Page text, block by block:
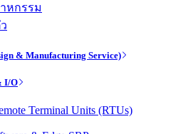
หกรรม
& Manufacturing Service)
I/O
Terminal Units (RTUs)